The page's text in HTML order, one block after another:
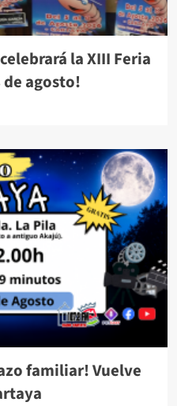
la XIII Feria
de agosto!
familiar! Vuelve